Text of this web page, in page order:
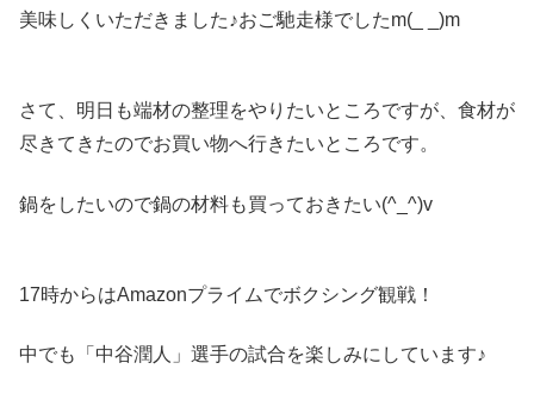
美味しくいただきました♪おご馳走様でしたm(_ _)m
さて、明日も端材の整理をやりたいところですが、食材が
尽きてきたのでお買い物へ行きたいところです。
鍋をしたいので鍋の材料も買っておきたい(^_^)v
17時からはAmazonプライムでボクシング観戦！
中でも「中谷潤人」選手の試合を楽しみにしています♪